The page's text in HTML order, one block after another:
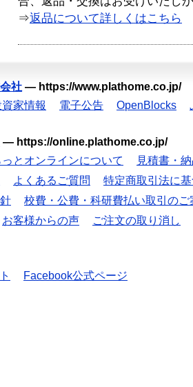
⇒返品について詳しくはこちら
社 — https://www.plathome.co.jp/
家情報 電子公告 OpenBlocks
— https://online.plathome.co.jp/
とオンラインについて
見積書・
よくあるご質問
特定商取引法に
校費・公費・科研費払い取引のご
お客様からの声 ご注文の取り消し
Facebook公式ページ